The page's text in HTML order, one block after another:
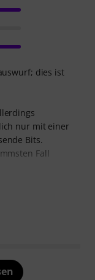
dies ist
nur mit einer
Bits.
Fall